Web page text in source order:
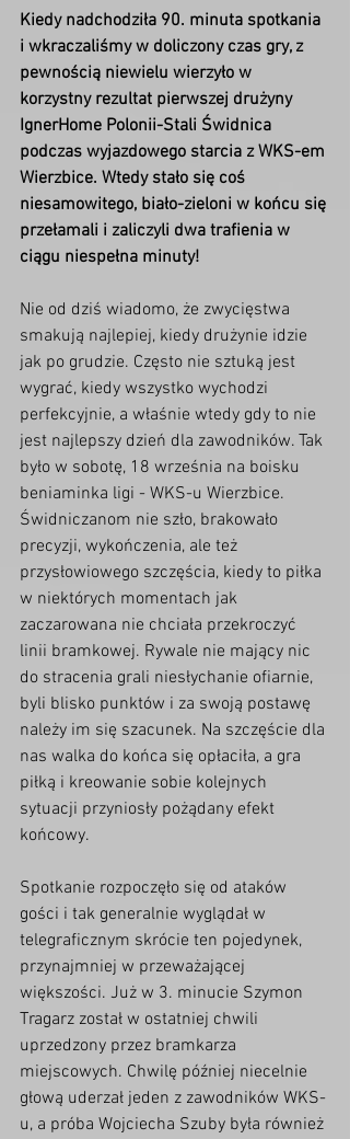
Kiedy nadchodziła 90. minuta spotkania
i wkraczaliśmy w doliczony czas gry, z
pewnością niewielu wierzyło w
korzystny rezultat pierwszej drużyny
IgnerHome Polonii-Stali Świdnica
podczas wyjazdowego starcia z WKS-em
Wierzbice. Wtedy stało się coś
niesamowitego, biało-zieloni w końcu się
przełamali i zaliczyli dwa trafienia w
ciągu niespełna minuty!
Nie od dziś wiadomo, że zwycięstwa
smakują najlepiej, kiedy drużynie idzie
jak po grudzie. Często nie sztuką jest
wygrać, kiedy wszystko wychodzi
perfekcyjnie, a właśnie wtedy gdy to nie
jest najlepszy dzień dla zawodników. Tak
było w sobotę, 18 września na boisku
beniaminka ligi - WKS-u Wierzbice.
Świdniczanom nie szło, brakowało
precyzji, wykończenia, ale też
przysłowiowego szczęścia, kiedy to piłka
w niektórych momentach jak
zaczarowana nie chciała przekroczyć
linii bramkowej. Rywale nie mający nic
do stracenia grali niesłychanie ofiarnie,
byli blisko punktów i za swoją postawę
należy im się szacunek. Na szczęście dla
nas walka do końca się opłaciła, a gra
piłką i kreowanie sobie kolejnych
sytuacji przyniosły pożądany efekt
końcowy.
Spotkanie rozpoczęło się od ataków
gości i tak generalnie wyglądał w
telegraficznym skrócie ten pojedynek,
przynajmniej w przeważającej
większości. Już w 3. minucie Szymon
Tragarz został w ostatniej chwili
uprzedzony przez bramkarza
miejscowych. Chwilę później niecelnie
głową uderzał jeden z zawodników WKS-
u, a próba Wojciecha Szuby była również